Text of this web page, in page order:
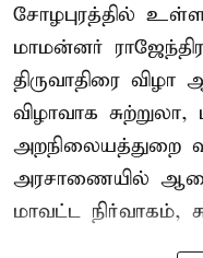
சோழபுரத்தில்
மாமன்னர்
திருவாதிரை
விழாவாக
அறநிலையத்துறை
அரசாணையில்
மாவட்ட நிர்வாகம்,